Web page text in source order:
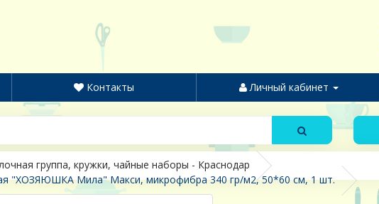
Контакты Личный кабинет
группа, кружки, чайные наборы - Краснодар
"ХОЗЯЮШКА Мила" Макси, микрофибра 340 гр/м2, 50*60 см, 1 шт.